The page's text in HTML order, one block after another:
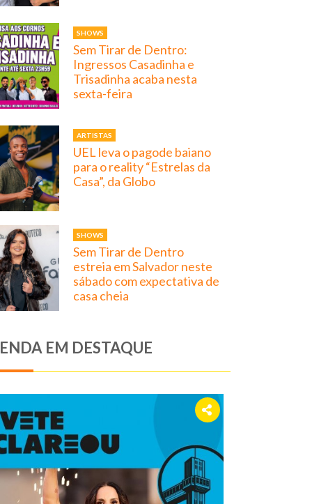
SHOWS
Sem Tirar de Dentro:
Ingressos Casadinha e
Trisadinha acaba nesta
sexta-feira
ARTISTAS
UEL leva o pagode baiano
para o reality “Estrelas da
Casa”, da Globo
SHOWS
Sem Tirar de Dentro
estreia em Salvador neste
sábado com expectativa de
casa cheia
EM DESTAQUE